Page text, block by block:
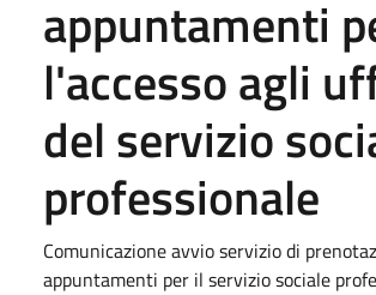
appuntamenti
l'accesso agli
del servizio
professionale
Comunicazione avvio servizio di
appuntamenti per il servizio sociale